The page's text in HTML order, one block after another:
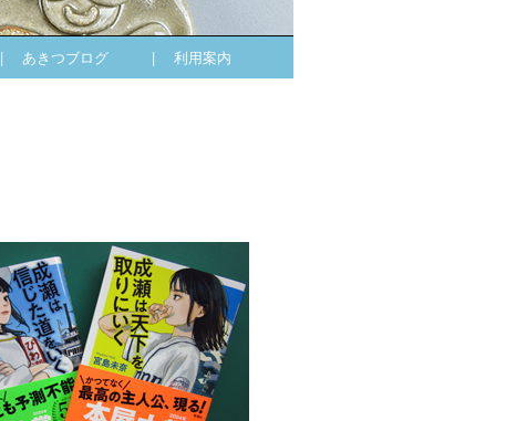
| あきつブログ | 利用案内